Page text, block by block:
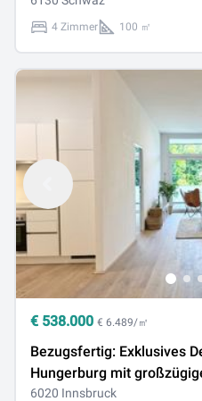
4 Zimmer 100 ㎡
€ 538.000 € 6.489/㎡
Bezugsfertig: Exklusives
Hungerburg mit
6020 Innsbruck